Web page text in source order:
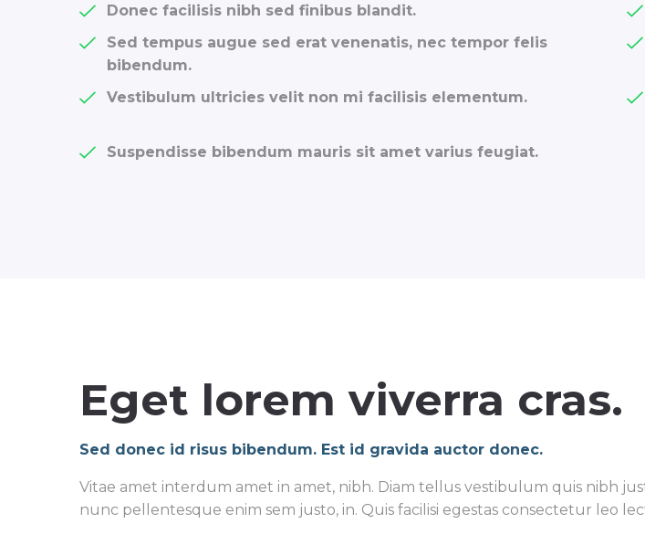
Donec facilisis nibh sed finibus blandit.
Sed tempus augue sed erat venenatis, nec tempor felis
bibendum.
Vestibulum ultricies velit non mi facilisis elementum.
Suspendisse bibendum mauris sit amet varius feugiat.
Eget lorem viverra cras.
Sed donec id risus bibendum. Est id gravida auctor donec.
Vitae amet interdum amet in amet, nibh. Diam tellus vestibulum quis nibh
nunc pellentesque enim sem justo, in. Quis facilisi egestas consectetur leo